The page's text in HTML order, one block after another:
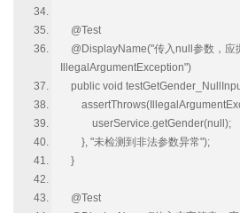
@Test
@DisplayName("传入null参数，应
IllegalArgumentException")
public void
userService.getGender(null);
}, "未检测到非法参数异常");
}
@Test